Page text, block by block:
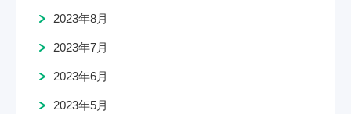
2023年8月
2023年7月
2023年6月
2023年5月